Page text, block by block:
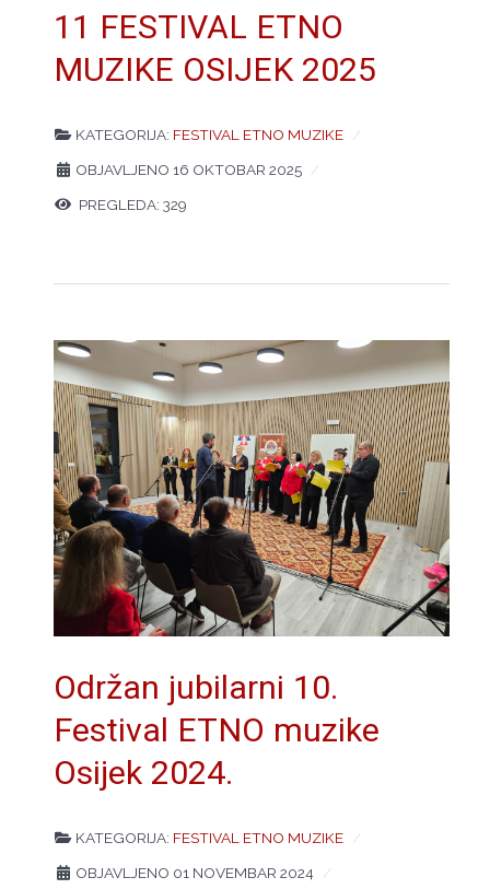
11 FESTIVAL ETNO
MUZIKE OSIJEK 2025
KATEGORIJA: FESTIVAL ETNO MUZIKE
OBJAVLJENO 16 OKTOBAR 2025
PREGLEDA: 329
Održan jubilarni 10.
Festival ETNO muzike
Osijek 2024.
KATEGORIJA: FESTIVAL ETNO MUZIKE
OBJAVLJENO 01 NOVEMBAR 2024